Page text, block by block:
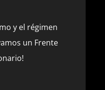
y el régimen
un Frente